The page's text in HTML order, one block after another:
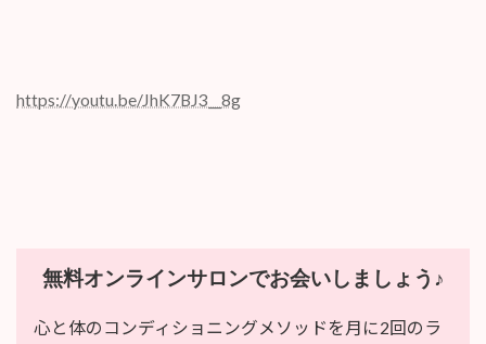
https://youtu.be/JhK7BJ3__8g
無料オンラインサロンでお会いしましょう♪
心と体のコンディショニングメソッドを月に2回のラ